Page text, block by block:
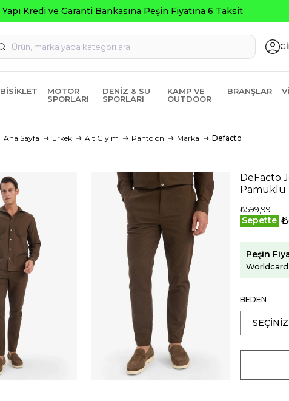
Yapı Kredi ve Garanti Bankasına Peşin Fiyatına 6 Taksit
BISIKLET
MOTOR
SPORLARI
DENIZ & SU
SPORLARI
KAMP VE
OUTDOOR
BRANŞLAR
Ana Sayfa Erkek Alt Giyim Pantolon Marka Defacto
DeFacto
Pamuklu
₺599,99
Sepette
Peşin
BEDEN